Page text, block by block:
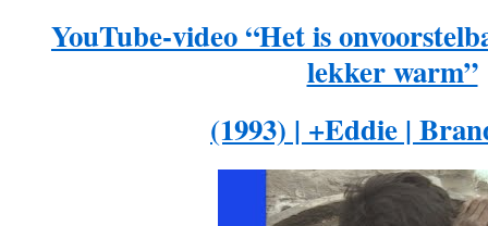
YouTube-video “Het is
lekker warm”
(1993) | +Eddie |